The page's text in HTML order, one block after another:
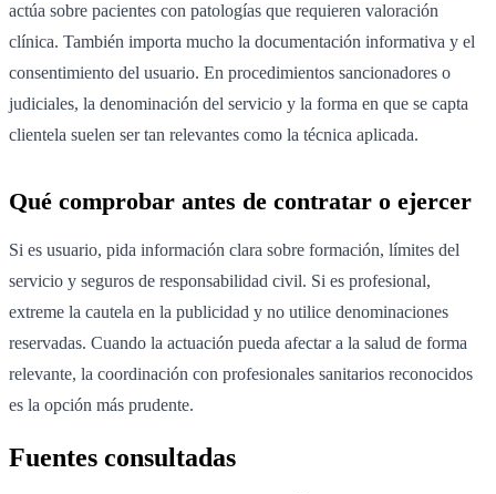
actúa sobre pacientes con patologías que requieren valoración
clínica. También importa mucho la documentación informativa y el
consentimiento del usuario. En procedimientos sancionadores o
judiciales, la denominación del servicio y la forma en que se capta
clientela suelen ser tan relevantes como la técnica aplicada.
Qué comprobar antes de contratar o ejercer
Si es usuario, pida información clara sobre formación, límites del
servicio y seguros de responsabilidad civil. Si es profesional,
extreme la cautela en la publicidad y no utilice denominaciones
reservadas. Cuando la actuación pueda afectar a la salud de forma
relevante, la coordinación con profesionales sanitarios reconocidos
es la opción más prudente.
Fuentes consultadas